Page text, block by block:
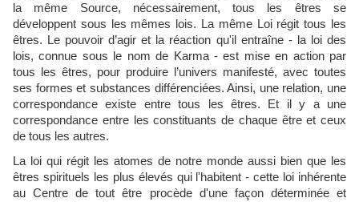
la même Source, nécessairement, tous les êtres se
développent sous les mêmes lois. La même Loi régit tous les
êtres. Le pouvoir d’agir et la réaction qu'il entraîne - la loi des
lois, connue sous le nom de Karma - est mise en action par
tous les êtres, pour produire l’univers manifesté, avec toutes
ses formes et substances différenciées. Ainsi, une relation, une
correspondance existe entre tous les êtres. Et il y a une
correspondance entre les constituants de chaque être et ceux
de tous les autres.
La loi qui régit les atomes de notre monde aussi bien que les
êtres spirituels les plus élevés qui l'habitent - cette loi inhérente
au Centre de tout être procède d'une façon déterminée et